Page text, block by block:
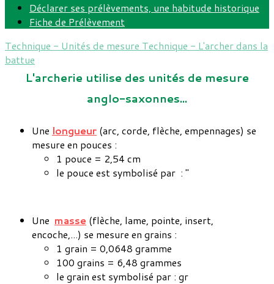
Déclarer ses prélèvements, une habitude historique
Fiche de Prélèvement
Technique - Unités de mesure Technique - L'archer dans la
battue
L'archerie utilise des unités de mesure
anglo-saxonnes...
Une longueur (arc, corde, flèche, empennages) se
mesure en pouces :
1 pouce = 2,54 cm
le pouce est symbolisé par : "
Une masse (flèche, lame, pointe, insert,
encoche,...) se mesure en grains :
1 grain = 0,0648 gramme
100 grains = 6,48 grammes
le grain est symbolisé par : gr